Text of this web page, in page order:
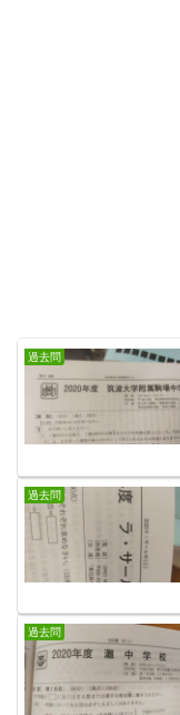
過去問
過去問
過去問